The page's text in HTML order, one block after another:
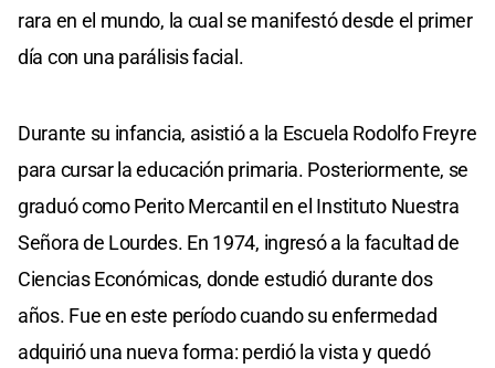
rara en el mundo, la cual se manifestó desde el primer
día con una parálisis facial.
Durante su infancia, asistió a la Escuela Rodolfo Freyre
para cursar la educación primaria. Posteriormente, se
graduó como Perito Mercantil en el Instituto Nuestra
Señora de Lourdes. En 1974, ingresó a la facultad de
Ciencias Económicas, donde estudió durante dos
años. Fue en este período cuando su enfermedad
adquirió una nueva forma: perdió la vista y quedó